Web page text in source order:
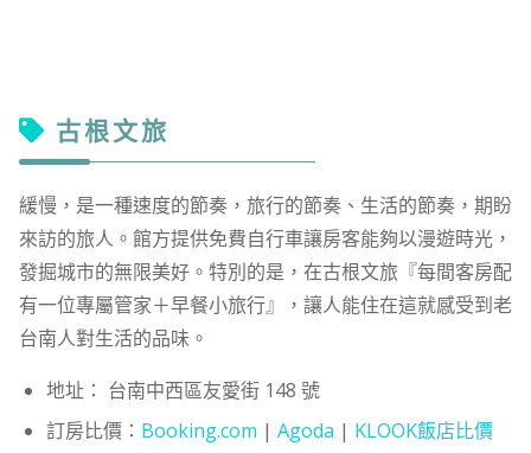
古根文旅
緩慢，是一種速度的節奏，旅行的節奏、生活的節奏，期盼
來訪的旅人。館方提供免費自行車讓房客能夠以漫遊時光，
發掘城市的無限美好。特別的是，在古根文旅『每間客房配
有一位專屬管家＋早餐小旅行』，讓人能住在這就感受到老
台南人對生活的品味。
地址： 台南中西區友愛街 148 號
訂房比價： Booking.com | Agoda | KLOOK飯店比價